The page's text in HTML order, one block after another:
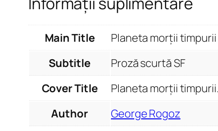
Main Title
Planeta morții timpurii
Subtitle
Proză scurtă SF
Cover Title
Planeta morții
Author
George Rogoz